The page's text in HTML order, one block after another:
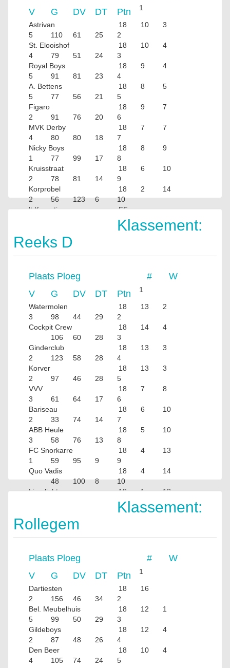
V
G DV DT Ptn 1
Astrivan 18 10
3
5
110 61 25
2
St. Elooishof
18 10
4
4
79 51 24
3
Royal Boys
18 9
4
5
91 81 23
4
A. Bettens
18 8
5
5
77 56 21
5
Figaro
18 9
7
2
91 76 20
6
MVK Derby
18 7
7
4
80 80 18
7
Nicky Boys
18 8
9
1
77 99 17
8
Kruisstraat
18 6
10
2
78 81 14
9
Korprobel
18 2
14
2
56 123 6
10
't Kroontje
FF
Klassement:
Reeks D
Plaats Ploeg #
W
V
G DV DT Ptn 1
Watermolen 18 13
2
3
98 44 29
2
Cockpit Crew
18 14
4
106
60 28
3
Ginderclub
18 13
3
2
123 58 28
4
Korver
18 13
3
2
97 46 28
5
VVV
18 7
8
3
61 64 17
6
Bariseau
18 6
10
2
33 74 14
7
ABB Heule
18 5
10
3
58 76 13
8
FC Snorkarre
18 4
13
1
59 95 9
9
Quo Vadis
18 4
14
48
100 8
10
Limelight
18 1
13
Klassement:
Rollegem
Plaats Ploeg #
W
V
G DV DT Ptn 1
Dartiesten 18
16
2
156 46 34
2
Bel. Meubelhuis
18 12
1
5
99 50 29
3
Gildeboys
18 12
4
2
87 48 26
4
Den Beer
18 10
4
4
105 74 24
5